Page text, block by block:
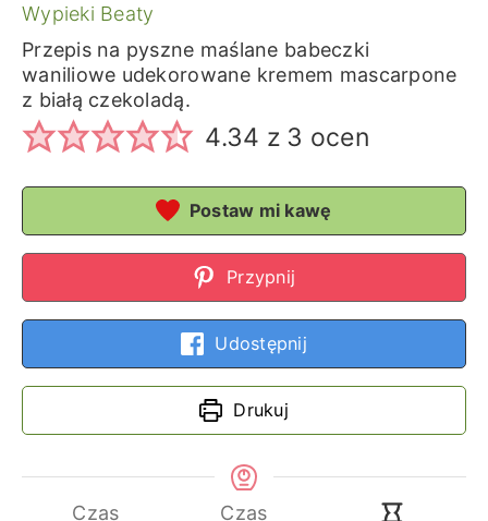
Wypieki Beaty
Przepis na pyszne maślane babeczki
waniliowe udekorowane kremem mascarpone
z białą czekoladą.
4.34 z 3 ocen
Postaw mi kawę
Przypnij
Udostępnij
Drukuj
Czas Czas